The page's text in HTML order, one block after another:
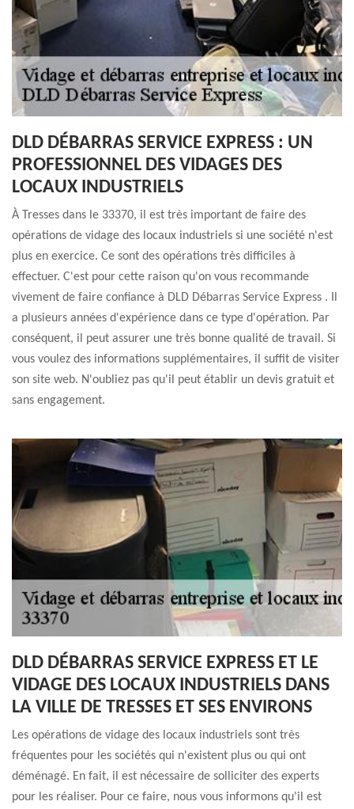
DLD DÉBARRAS SERVICE EXPRESS : UN
PROFESSIONNEL DES VIDAGES DES
LOCAUX INDUSTRIELS
À Tresses dans le 33370, il est très important de faire des
opérations de vidage des locaux industriels si une société n'est
plus en exercice. Ce sont des opérations très difficiles à
effectuer. C'est pour cette raison qu'on vous recommande
vivement de faire confiance à DLD Débarras Service Express . Il
a plusieurs années d'expérience dans ce type d'opération. Par
conséquent, il peut assurer une très bonne qualité de travail. Si
vous voulez des informations supplémentaires, il suffit de visiter
son site web. N'oubliez pas qu'il peut établir un devis gratuit et
sans engagement.
DLD DÉBARRAS SERVICE EXPRESS ET LE
VIDAGE DES LOCAUX INDUSTRIELS DANS
LA VILLE DE TRESSES ET SES ENVIRONS
Les opérations de vidage des locaux industriels sont très
fréquentes pour les sociétés qui n'existent plus ou qui ont
déménagé. En fait, il est nécessaire de solliciter des experts
pour les réaliser. Pour ce faire, nous vous informons qu'il est